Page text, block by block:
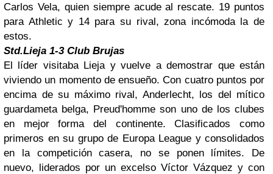
Carlos Vela, quien siempre acude al rescate. 19 puntos
para Athletic y 14 para su rival, zona incómoda la de
estos.
Std.Lieja 1-3 Club Brujas
El líder visitaba Lieja y vuelve a demostrar que están
viviendo un momento de ensueño. Con cuatro puntos por
encima de su máximo rival, Anderlecht, los del mítico
guardameta belga, Preud'homme son uno de los clubes
en mejor forma del continente. Clasificados como
primeros en su grupo de Europa League y consolidados
en la competición casera, no se ponen límites. De
nuevo, liderados por un excelso Víctor Vázquez y con